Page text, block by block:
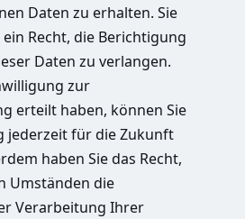
Daten zu erhalten. Sie
Recht, die Berichtigung
Daten zu verlangen.
zur
erteilt haben, können Sie
jederzeit für die Zukunft
haben Sie das Recht,
Umständen die
Verarbeitung Ihrer